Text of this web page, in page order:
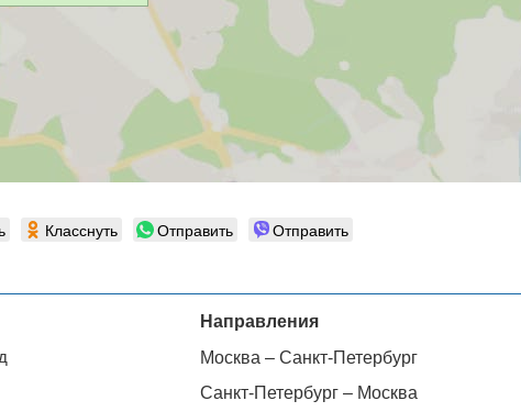
Класснуть Отправить Отправить
Направления
Москва – Санкт-Петербург
Санкт-Петербург – Москва